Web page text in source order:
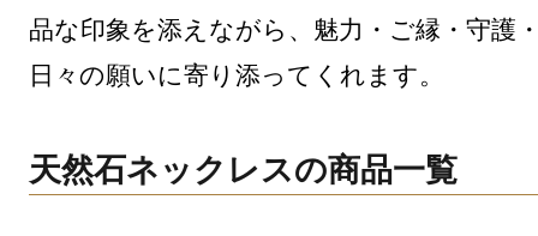
品な印象を添えながら、魅力・ご縁・守護
日々の願いに寄り添ってくれます。
天然石ネックレスの商品一覧